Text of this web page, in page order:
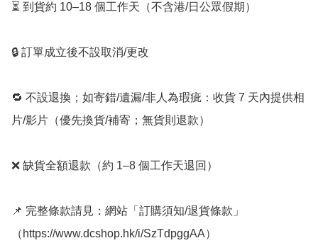
⏳ 到貨約 10–18 個工作天（不含港/日公眾假期）
🔒 訂單成立後不設取消/更改
🔁 不設退換；如寄錯/遺漏/非人為瑕疵：收貨 7 天內提供相
片/影片（優先換貨/補寄；無貨則退款）
❌ 缺貨全額退款（約 1–8 個工作天退回）
📌 完整條款請見：網站「訂購須知/退貨條款」
（https://www.dcshop.hk/i/SzTdpggAA）